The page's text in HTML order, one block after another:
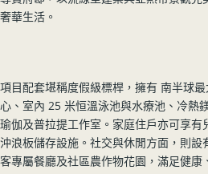
奢華生活。
項目配套堪稱度假級標桿，擁有 南半球
心、室內 25 米恒溫泳池與水療池、冷熱
瑜伽及普拉提工作室。家庭住戶亦可享
沖浪板儲存設施。社交與休閒方面，則
客專屬餐廳及社區農作物花園，滿足健康